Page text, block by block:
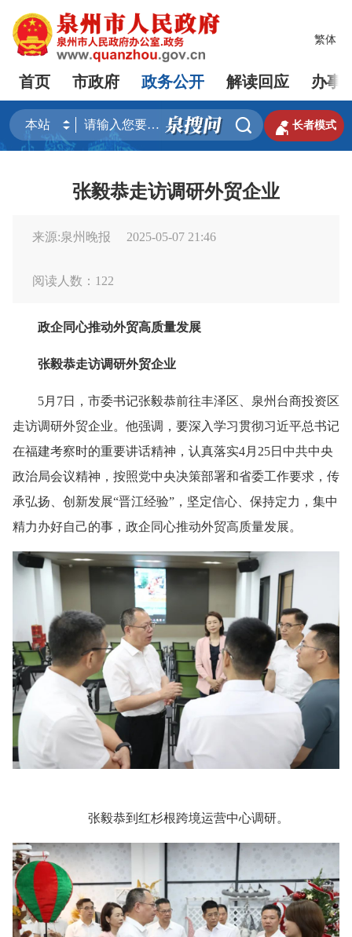
繁体
首页 市政府 政务公开 解读回应 办事
  长者模式
张毅恭走访调研外贸企业
来源:泉州晚报 2025-05-07 21:46
阅读人数： 122
政企同心推动外贸高质量发展
张毅恭走访调研外贸企业
5月7日，市委书记张毅恭前往丰泽区、泉州台商投资区
走访调研外贸企业。他强调，要深入学习贯彻习近平总书记
在福建考察时的重要讲话精神，认真落实4月25日中共中央
政治局会议精神，按照党中央决策部署和省委工作要求，传
承弘扬、创新发展“晋江经验”，坚定信心、保持定力，集中
精力办好自己的事，政企同心推动外贸高质量发展。
张毅恭到红杉根跨境运营中心调研。